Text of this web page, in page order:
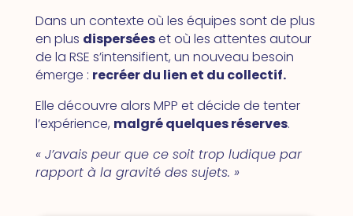
Dans un contexte où les équipes sont de plus
en plus disperséeset où les attentes autour
de la RSE s’intensifient, un nouveau besoin
émerge : recréer du lien et du collectif.
Elle découvre alors MPP et décide de tenter
l’expérience, malgré quelques réserves.
« J’avais peur que ce soit trop ludique par
rapport à la gravité des sujets. »